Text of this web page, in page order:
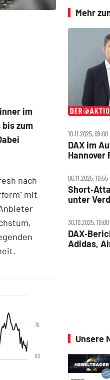
im
zum
nach
mit
60
70
Mehr
10.11.2025,
DAX im
Hannover
06.11.2025,
unter
30.10.2025,
Adidas,
Chemie
Unsere